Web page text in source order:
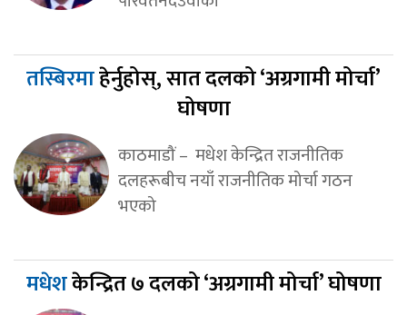
तस्बिरमाहेर्नुहोस्, सात दलको ‘अग्रगामी मोर्चा’
घोषणा
काठमाडौं – मधेश केन्द्रित राजनीतिक
दलहरूबीच नयाँ राजनीतिक मोर्चा गठन
भएको
मधेशकेन्द्रित ७ दलको ‘अग्रगामी मोर्चा’ घोषणा